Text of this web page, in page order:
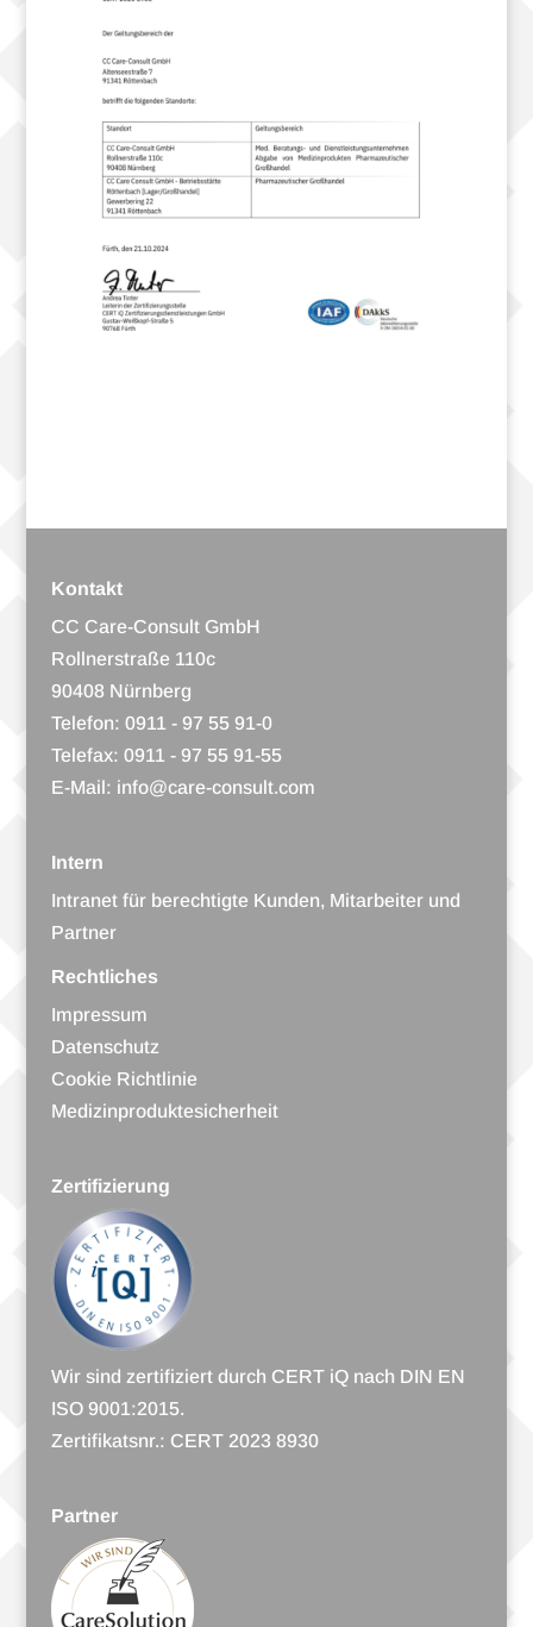
Kontakt
CC Care-Consult GmbH
Roll­ner­straße 110c
90408 Nürnberg
Tele­fon: 0911 - 97 55 91-0
Tele­fax: 0911 - 97 55 91-55
E-Mail: info@care-consult.com
Intern
Intra­net für berech­tigte Kun­den, Mit­ar­bei­ter und
Partner
Rechtliches
Impres­sum
Daten­schutz
Coo­kie Richtlinie
Medi­zin­pro­duk­te­si­cher­heit
Zertifizierung
Wir sind zer­ti­fi­ziert durch CERT iQ nach DIN EN
ISO 9001:2015.
Zer­ti­fi­katsnr.: CERT 2023 8930
Partner